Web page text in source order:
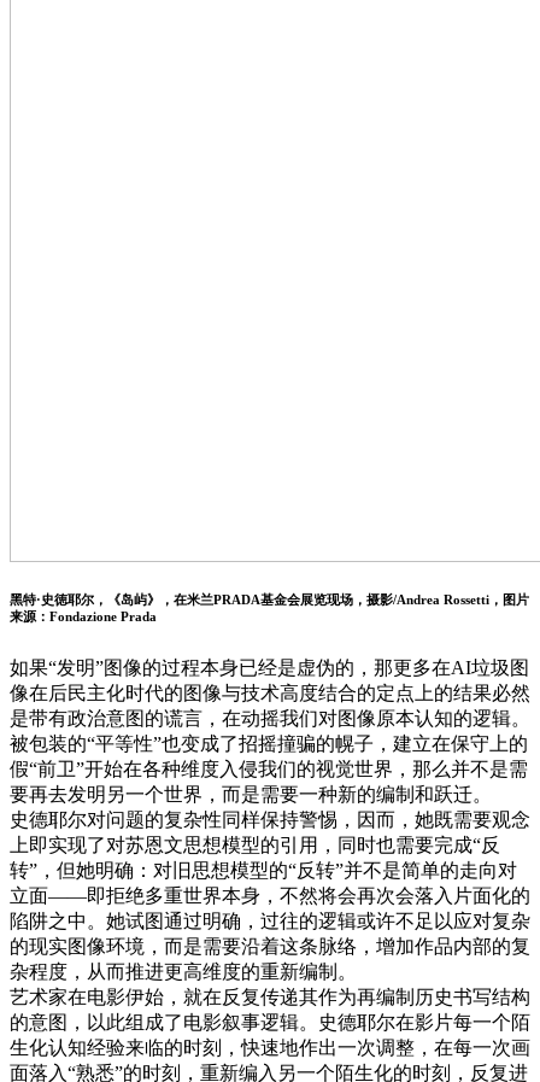
黑特·史徳耶尔，《岛屿》，在米兰PRADA基金会展览现场，摄影/Andrea Rossetti，图片
来源：Fondazione Prada
如果“发明”图像的过程本身已经是虚伪的，那更多在AI垃圾图
像在后民主化时代的图像与技术高度结合的定点上的结果必然
是带有政治意图的谎言，在动摇我们对图像原本认知的逻辑。
被包装的“平等性”也变成了招摇撞骗的幌子，建立在保守上的
假“前卫”开始在各种维度入侵我们的视觉世界，那么并不是需
要再去发明另一个世界，而是需要一种新的编制和跃迁。
史德耶尔对问题的复杂性同样保持警惕，因而，她既需要观念
上即实现了对苏恩文思想模型的引用，同时也需要完成“反
转”，但她明确：对旧思想模型的“反转”并不是简单的走向对
立面——即拒绝多重世界本身，不然将会再次会落入片面化的
陷阱之中。她试图通过明确，过往的逻辑或许不足以应对复杂
的现实图像环境，而是需要沿着这条脉络，增加作品内部的复
杂程度，从而推进更高维度的重新编制。
艺术家在电影伊始，就在反复传递其作为再编制历史书写结构
的意图，以此组成了电影叙事逻辑。史德耶尔在影片每一个陌
生化认知经验来临的时刻，快速地作出一次调整，在每一次画
面落入“熟悉”的时刻，重新编入另一个陌生化的时刻，反复进